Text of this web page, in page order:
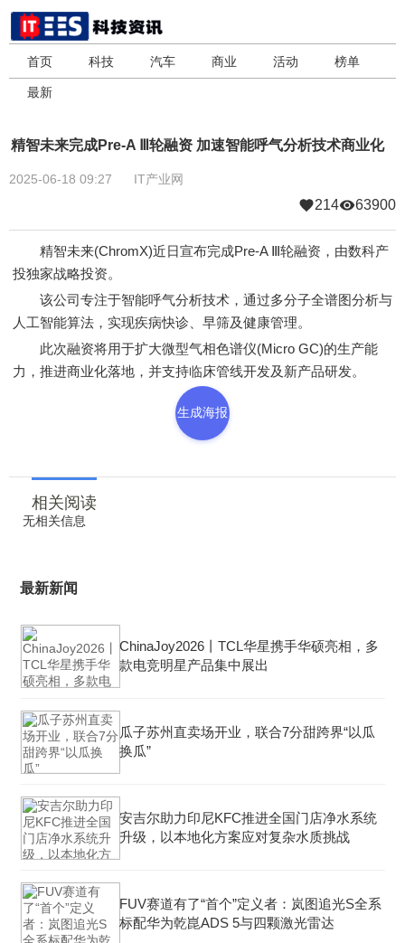
首页 科技 汽车 商业 活动 榜单
最新
精智未来完成Pre-A Ⅲ轮融资 加速智能呼气分析技术商业化
2025-06-18 09:27 IT产业网
214 63900
精智未来(ChromX)近日宣布完成Pre-A Ⅲ轮融资，由数科产
投独家战略投资。
该公司专注于智能呼气分析技术，通过多分子全谱图分析与
人工智能算法，实现疾病快诊、早筛及健康管理。
此次融资将用于扩大微型气相色谱仪(Micro GC)的生产能
力，推进商业化落地，并支持临床管线开发及新产品研发。
生成海报
相关阅读
无相关信息
最新新闻
ChinaJoy2026丨TCL华星携手华硕亮相，多
款电竞明星产品集中展出
瓜子苏州直卖场开业，联合7分甜跨界“以瓜
换瓜”
安吉尔助力印尼KFC推进全国门店净水系统
升级，以本地化方案应对复杂水质挑战
FUV赛道有了“首个”定义者：岚图追光S全系
标配华为乾崑ADS 5与四颗激光雷达